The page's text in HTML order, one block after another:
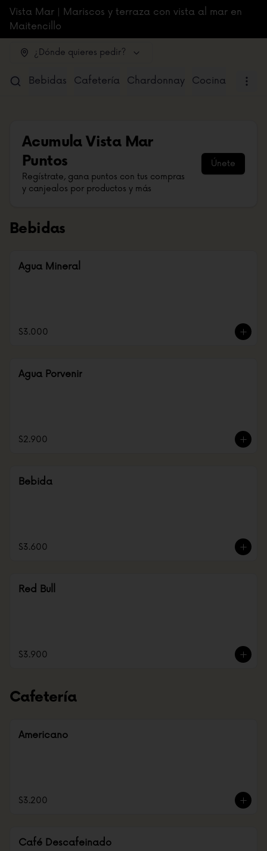
Vista Mar | Mariscos y terraza con vista al mar en
Maitencillo
¿Dónde quieres pedir?
Bebidas Cafetería Chardonnay Cocina
AcumulaVista Mar
Puntos
Regístrate, gana puntos con tus compras
y canjealos por productos y más
Únete
Bebidas
Agua Mineral
$3.000
Agua Porvenir
$2.900
Bebida
$3.600
Red Bull
$3.900
Cafetería
Americano
$3.200
Café Descafeinado